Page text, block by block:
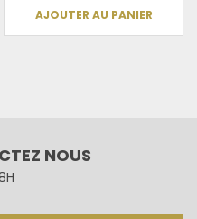
AJOUTER AU PANIER
NOUS